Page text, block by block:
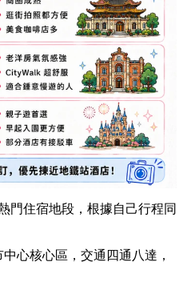
門住宿地段，根據自己行程同
中心核心區，交通四通八達，